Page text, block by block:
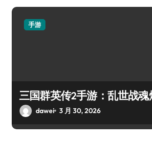
手游
三国群英传2手游：乱世战
dawei 3 月 30, 2026